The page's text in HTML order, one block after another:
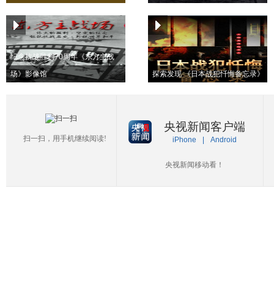
纪念抗战胜利70周年《东方主战
场》影像馆
探索发现 《日本战犯忏悔备忘录》
扫一扫，用手机继续阅读!
央视新闻客户端
iPhone Android
央视新闻移动看！